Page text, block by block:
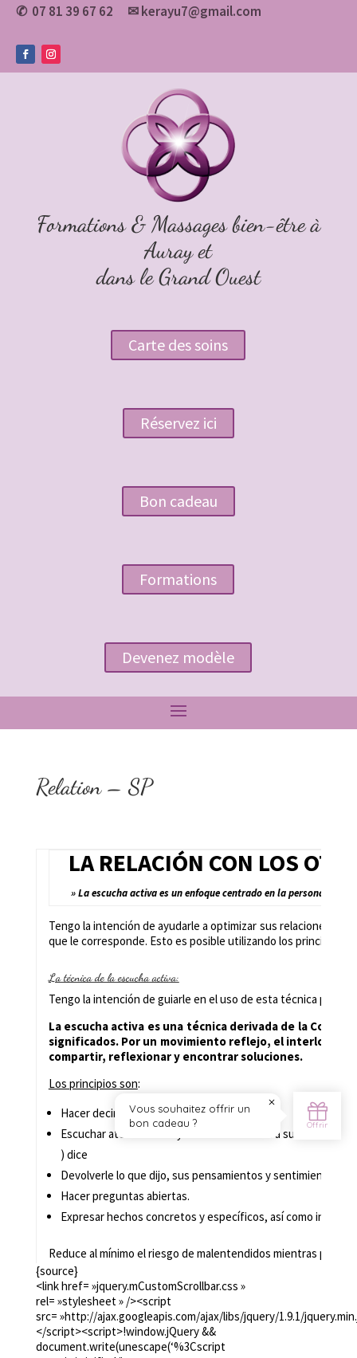
✆ 07 81 39 67 62 ✉kerayu7@gmail.com
Formations & Massages bien-être à
Auray et
dans le Grand Ouest
Carte des soins
Réservez ici
Bon cadeau
Formations
Devenez modèle
Relation – SP
LA RELACIÓN CON LOS
» La escucha activa es un enfoque centrado en la persona. »
Tengo la intención de ayudarle a optimizar sus relaciones de
que le corresponde. Esto es posible utilizando los principios
La técnica de la escucha activa:
Tengo la intención de guiarle en el uso de esta técnica para
La escucha activa es una técnica derivada de la
significados. Por un movimiento reflejo, el
compartir, reflexionar y encontrar soluciones.
Los principios son:
Hacer decir más que decir.
Escuchar atentamente y de manera neutra a su
) dice
Devolverle lo que dijo, sus pensamientos y sentimientos,
Hacer preguntas abiertas.
Expresar hechos concretos y específicos, así como
Reduce al mínimo el riesgo de malentendidos mientras
Las claves para mejorar la comunicación :
Me propongo enviarle las claves de la comunicación
creativas y solidarias.
Querer comunicar de manera amistosa implica un trabajo
{source}
<link href= »jquery.mCustomScrollbar.css »
rel= »stylesheet » /><script
src= »http://ajax.googleapis.com/ajax/libs/jquery/1.9.1/
</script><script>!window.jQuery &&
document.write(unescape(‘%3Cscript